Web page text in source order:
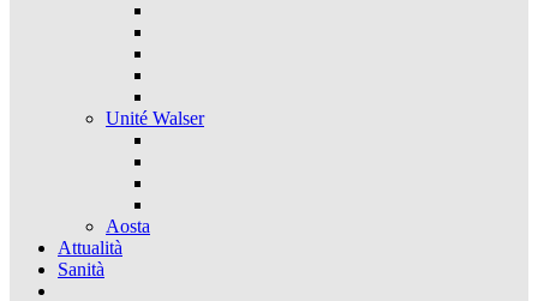
Unité Walser
Aosta
Attualità
Sanità